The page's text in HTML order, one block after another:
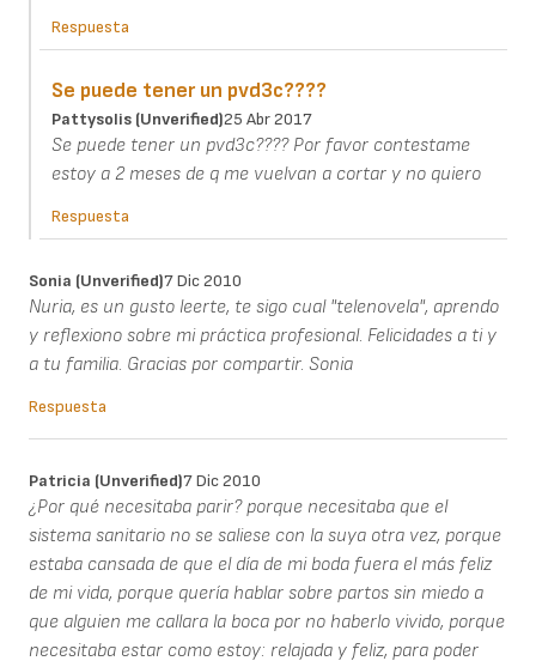
Respuesta
Se puede tener un pvd3c????
Pattysolis (unverified)25 Abr 2017
Se puede tener un pvd3c???? Por favor contestame
estoy a 2 meses de q me vuelvan a cortar y no quiero
Respuesta
Sonia (unverified)7 Dic 2010
Nuria, es un gusto leerte, te sigo cual "telenovela", aprendo
y reflexiono sobre mi práctica profesional. Felicidades a ti y
a tu familia. Gracias por compartir. Sonia
Respuesta
Patricia (unverified)7 Dic 2010
¿Por qué necesitaba parir? porque necesitaba que el
sistema sanitario no se saliese con la suya otra vez, porque
estaba cansada de que el día de mi boda fuera el más feliz
de mi vida, porque quería hablar sobre partos sin miedo a
que alguien me callara la boca por no haberlo vivido, porque
necesitaba estar como estoy: relajada y feliz, para poder